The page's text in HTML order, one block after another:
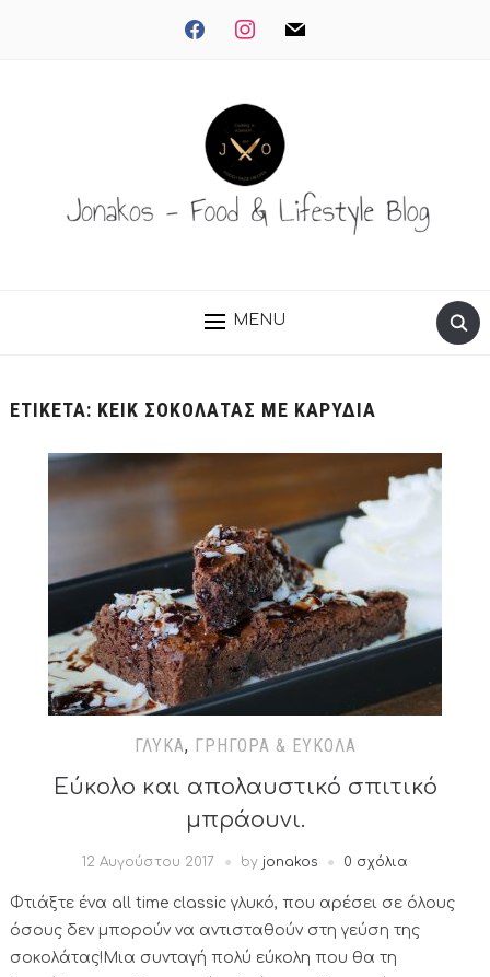
facebookinstagrammail
MENU
ΕΤΙΚΈΤΑ: ΚΕΙΚ ΣΟΚΟΛΆΤΑΣ ΜΕ ΚΑΡΎΔΙΑ
ΓΛΥΚΆ, ΓΡΉΓΟΡΑ & ΕΎΚΟΛΑ
Εύκολο και απολαυστικό σπιτικό
μπράουνι.
12 Αυγούστου 2017 by jonakos 0 σχόλια
Φτιάξτε ένα all time classic γλυκό, που αρέσει σε όλους
όσους δεν μπορούν να αντισταθούν στη γεύση της
σοκολάτας!Μια συνταγή πολύ εύκολη που θα τη